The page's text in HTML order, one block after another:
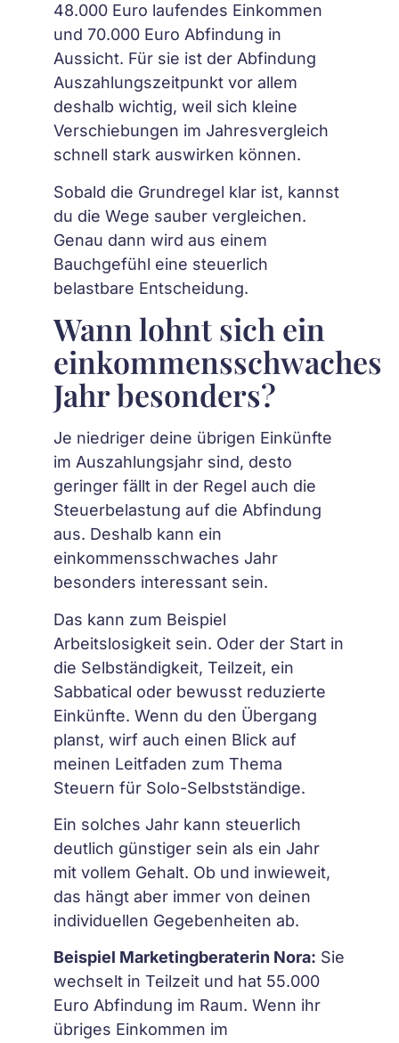
48.000 Euro laufendes Einkommen
und 70.000 Euro Abfindung in
Aussicht. Für sie ist der Abfindung
Auszahlungszeitpunkt vor allem
deshalb wichtig, weil sich kleine
Verschiebungen im Jahresvergleich
schnell stark auswirken können.
Sobald die Grundregel klar ist, kannst
du die Wege sauber vergleichen.
Genau dann wird aus einem
Bauchgefühl eine steuerlich
belastbare Entscheidung.
Wann lohnt sich ein
einkommensschwaches
Jahr besonders?
Je niedriger deine übrigen Einkünfte
im Auszahlungsjahr sind, desto
geringer fällt in der Regel auch die
Steuerbelastung auf die Abfindung
aus. Deshalb kann ein
einkommensschwaches Jahr
besonders interessant sein.
Das kann zum Beispiel
Arbeitslosigkeit sein. Oder der Start in
die Selbständigkeit, Teilzeit, ein
Sabbatical oder bewusst reduzierte
Einkünfte. Wenn du den Übergang
planst, wirf auch einen Blick auf
meinen Leitfaden zum Thema
Steuern für Solo-Selbstständige.
Ein solches Jahr kann steuerlich
deutlich günstiger sein als ein Jahr
mit vollem Gehalt. Ob und inwieweit,
das hängt aber immer von deinen
individuellen Gegebenheiten ab.
Beispiel Marketingberaterin Nora: Sie
wechselt in Teilzeit und hat 55.000
Euro Abfindung im Raum. Wenn ihr
übriges Einkommen im